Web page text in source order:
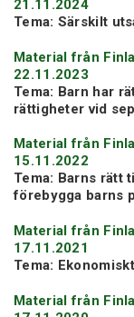
21.11.2024
Tema: Särskilt
Material från
22.11.2023
Tema: Barn har
rättigheter vid
Material från
15.11.2022
Tema: Barns rätt
förebygga barns
Material från
17.11.2021
Tema:
Material från